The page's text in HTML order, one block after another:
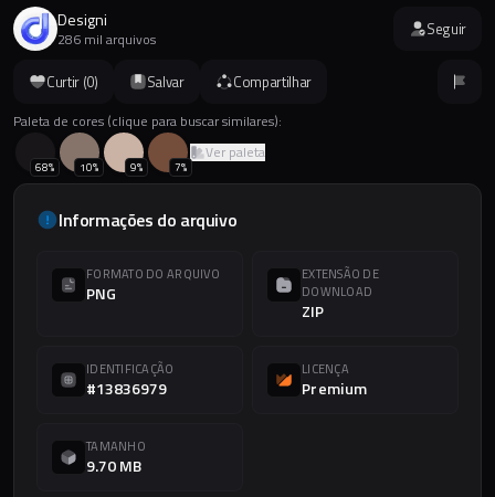
Curtir (0) Salvar Compartilhar
Paleta de cores (clique para buscar similares):
68% 10% 9% 7%
Ver paleta
Informações do arquivo
FORMATO DO ARQUIVO
PNG
EXTENSÃO DE
DOWNLOAD
ZIP
IDENTIFICAÇÃO
#13836979
LICENÇA
Premium
TAMANHO
9.70 MB
Designi
286 mil arquivos Seguir